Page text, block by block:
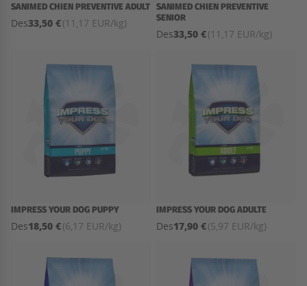
SANIMED CHIEN PREVENTIVE ADULT
Des33,50 €(11,17 EUR/kg)
SANIMED CHIEN PREVENTIVE
SENIOR
Des33,50 €(11,17 EUR/kg)
IMPRESS YOUR DOG PUPPY
Des18,50 €(6,17 EUR/kg)
IMPRESS YOUR DOG ADULTE
Des17,90 €(5,97 EUR/kg)